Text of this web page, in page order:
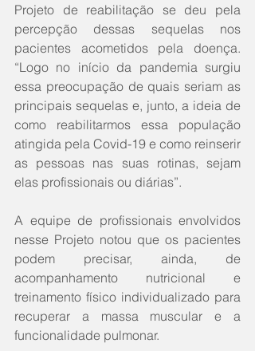
Projeto de reabilitação se deu pela
percepção dessas sequelas nos
pacientes acometidos pela doença.
“Logo no início da pandemia surgiu
essa preocupação de quais seriam as
principais sequelas e, junto, a ideia de
como reabilitarmos essa população
atingida pela Covid-19 e como reinserir
as pessoas nas suas rotinas, sejam
elas profissionais ou diárias”.
A equipe de profissionais envolvidos
nesse Projeto notou que os pacientes
podem precisar, ainda, de
acompanhamento nutricional e
treinamento físico individualizado para
recuperar a massa muscular e a
funcionalidade pulmonar.